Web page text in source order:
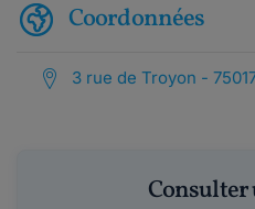
Coordonnées
3 rue de Troyon -
Consulter